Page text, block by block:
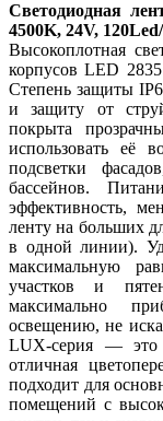
Светодиодная
4500K, 24V,
Высокоплотная
корпусов LED
Степень защиты
и защиту от
покрыта
использовать её
подсветки
бассейнов.
эффективность,
ленту на больших
в одной линии).
максимальную
участков и
максимально
освещению, не
LUX-серия — это
отличная
подходит для
помещений с